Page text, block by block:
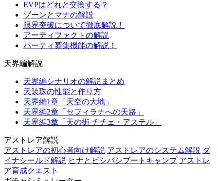
EVPはどれと交換する？
ゾーンとマナの解説
限界突破について徹底解説！
アーティファクトの解説
パーティ募集機能の解説！
天界編解説
天界編シナリオの解説まとめ
天装珠の性能と作り方
天界編1章「天空の大地」
天界編2章「セフィラナへの天路」
天界編3章「天の街 チチェ・アステル」
アストレア解説
アストレアの初心者向け解説 アストレアのシステム解説 ダ
イナシールド解説 ヒナとビシバシブートキャンプ アストレ
ア育成クエスト